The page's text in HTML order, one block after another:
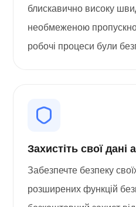
блискавично високу
необмеженою
робочі процеси були
Захистіть свої дані
Забезпечте безпеку
розширених функцій